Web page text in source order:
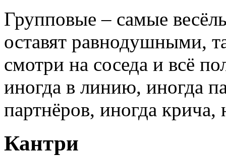
Групповые – самые
оставят равнодушными,
смотри на соседа и всё
иногда в линию, иногда
партнёров, иногда крича,
Кантри